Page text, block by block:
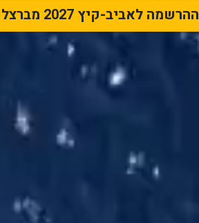
ההרשמה לאביב-קיץ 2027 מברצלונה/רומא בעיצומה